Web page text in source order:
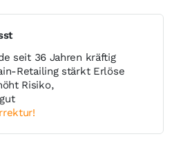
seit 36 Jahren kräftig
Retailing stärkt Erlöse
Risiko,